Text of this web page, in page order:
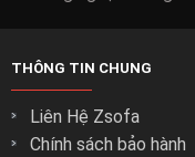
THÔNG TIN CHUNG
Liên Hệ Zsofa
Chính sách bảo hành